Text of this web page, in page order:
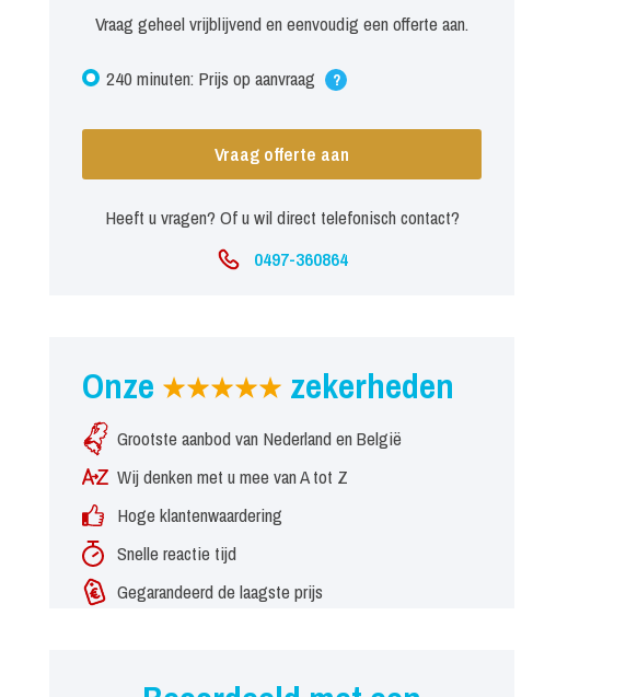
Vraag geheel vrijblijvend en eenvoudig een offerte aan.
240 minuten: Prijs op aanvraag ?
Vraag offerte aan
Heeft u vragen? Of u wil direct telefonisch contact?
0497-360864
Onze zekerheden
Grootste aanbod van Nederland en België
Wij denken met u mee van A tot Z
Hoge klantenwaardering
Snelle reactie tijd
Gegarandeerd de laagste prijs